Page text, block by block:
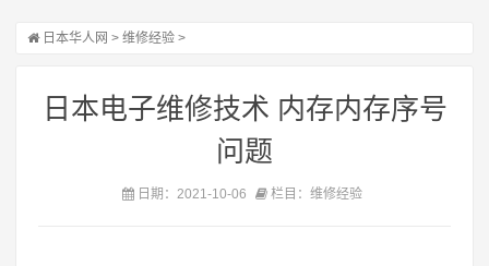
日本华人网 > 维修经验 >
日本电子维修技术 内存内存序号
问题
日期：2021-10-06 栏目：维修经验